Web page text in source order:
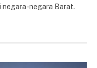
negara-negara Barat.